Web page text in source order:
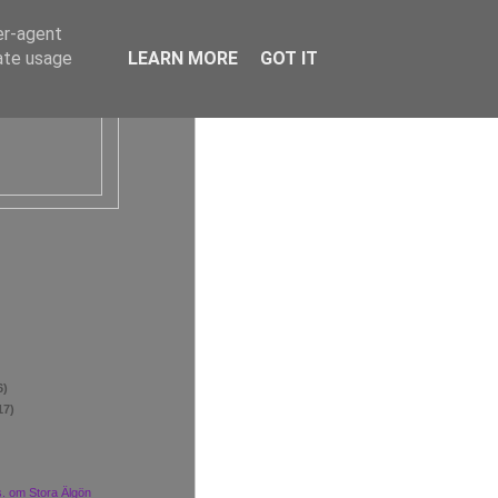
om Stora Älgön
agent
usage
LEARN MORE GOT IT